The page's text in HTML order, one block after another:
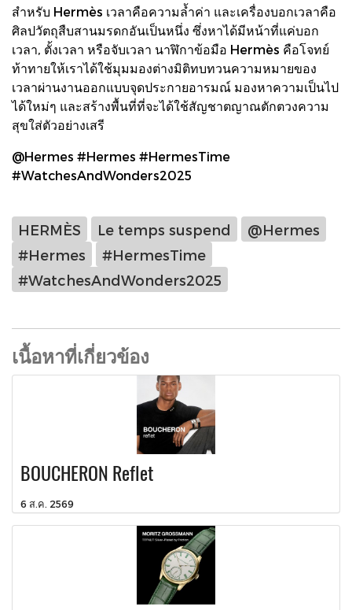
สำหรับ Hermès เวลาคือความล้ำค่า และเครื่องบอกเวลาคือ
ศิลปวัตถุสืบสานมรดกอันเป็นหนึ่ง ซึ่งหาได้มีหน้าที่แค่บอก
เวลา, ตั้งเวลา หรือจับเวลา นาฬิกาข้อมือ Hermès คือโจทย์
ท้าทายให้เราได้ใช้มุมมองต่างมิติทบทวนความหมายของ
เวลาผ่านงานออกแบบจุดประกายอารมณ์ มองหาความเป็นไป
ได้ใหม่ๆ และสร้างพื้นที่ที่จะได้ใช้สัญชาตญาณตักตวงความ
สุขใส่ตัวอย่างเสรี
@Hermes #Hermes #HermesTime
#WatchesAndWonders2025
HERMÈS Le temps suspend
@Hermes
#Hermes
#HermesTime
#WatchesAndWonders2025
เนื้อหาที่เกี่ยวข้อง
BOUCHERON Reflet
6 ส.ค. 2569